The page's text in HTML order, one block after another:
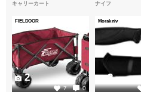
キャリーカート
FIELDOOR
7 0
2
ナイフ
Morakniv
2